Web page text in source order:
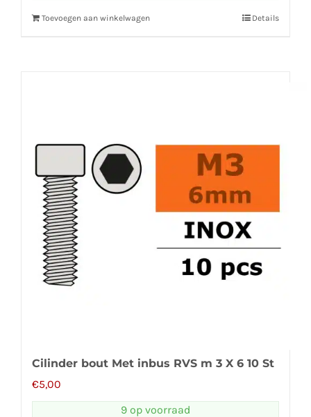
Toevoegen aan winkelwagen Details
Cilinder bout Met inbus RVS m 3 X 6 10 St
€5,00
9 op voorraad